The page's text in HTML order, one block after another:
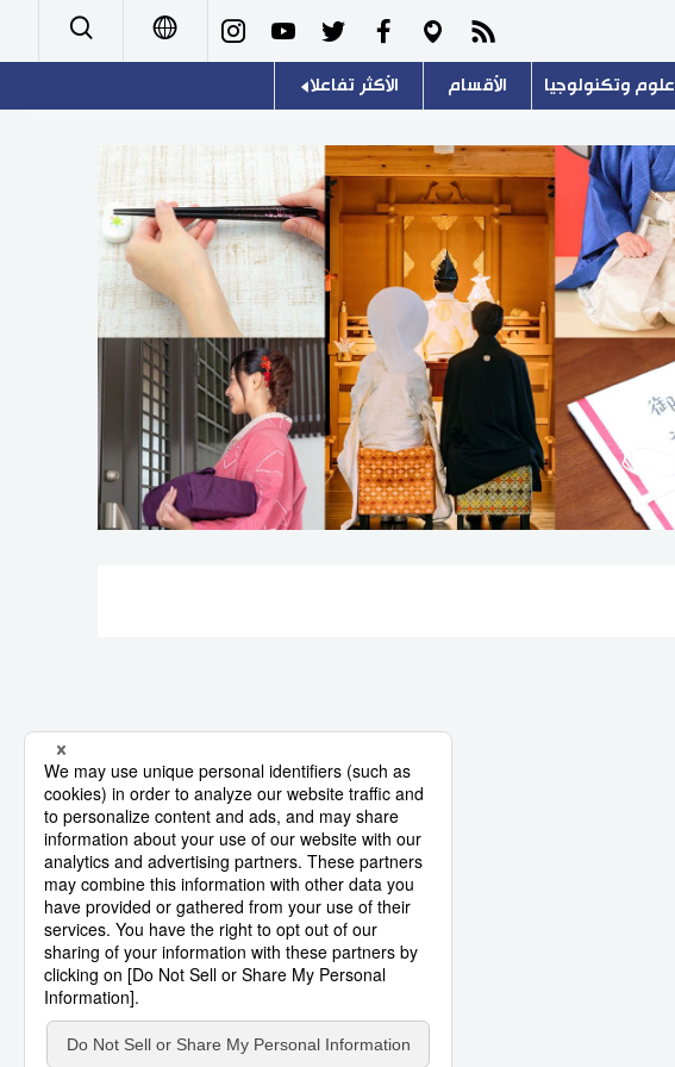
简体字
繁體字
Français
Español
Русский
علوم وتكنولوجيا الأقسام
أشخاص
تجارب وآراء
سياسة
ثقافة
الأكثر تفاعلا
موسوعة اليابان
هو وهي
المطبخ الياباني